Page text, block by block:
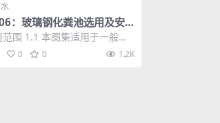
：玻璃钢化粪池选用及安
围 1.1 本图集适用于一般工
建筑生活污水的局部处理。 1.
0 0 1.2K